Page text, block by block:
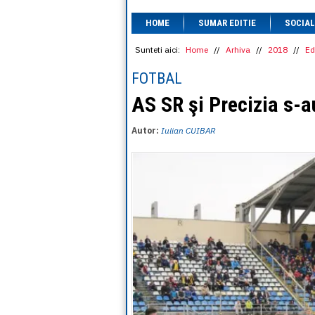
HOME SUMAR EDITIE SOCIAL
Sunteti aici: Home // Arhiva // 2018 //
FOTBAL
AS SR şi Precizia s-
Autor: Iulian CUIBAR